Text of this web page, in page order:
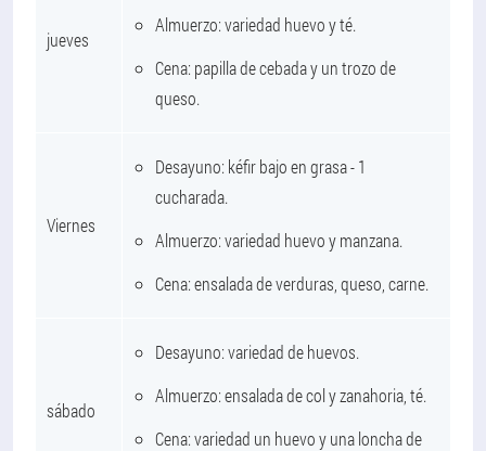
jueves
Almuerzo: variedad huevo y té.
Cena: papilla de cebada y un trozo de
queso.
Viernes
Desayuno: kéfir bajo en grasa - 1
cucharada.
Almuerzo: variedad huevo y manzana.
Cena: ensalada de verduras, queso, carne.
sábado
Desayuno: variedad de huevos.
Almuerzo: ensalada de col y zanahoria, té.
Cena: variedad un huevo y una loncha de